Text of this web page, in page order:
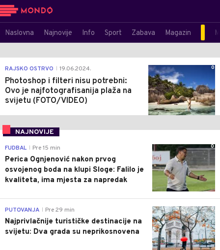
Naslovna Najnovije Info Sport Zabava Magazin
RAJSKO OSTRVO 19.06.2024.
Photoshop i filteri nisu potrebni:
Ovo je najfotografisanija plaža na
svijetu (FOTO/VIDEO)
0
NAJNOVIJE
0
FUDBAL Pre 15 min
Perica Ognjenović nakon prvog
osvojenog boda na klupi Sloge: Falilo je
kvaliteta, ima mjesta za napredak
0
PUTOVANJA Pre 29 min
Najprivlačnije turističke destinacije na
svijetu: Dva grada su neprikosnovena